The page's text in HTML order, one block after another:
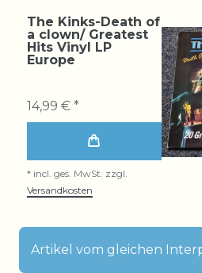
The Kinks-Death of
a clown/ Greatest
Hits Vinyl LP
Europe
14,99 € *
* incl. ges. MwSt. zzgl.
Versandkosten
Artikel vom gleichen